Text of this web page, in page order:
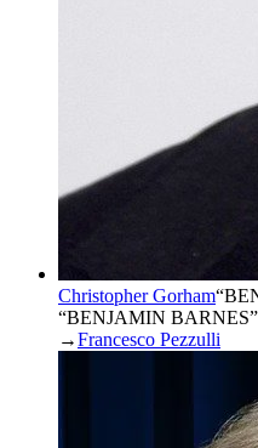
Christopher Gorham“
“BENJAMIN BARNES”
→Francesco Pezzulli